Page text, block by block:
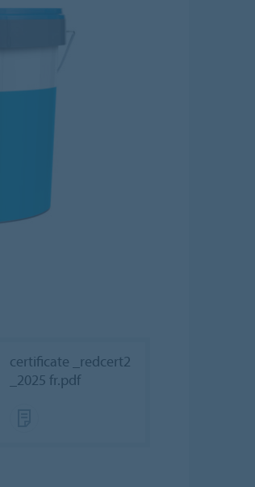
certificate _redcert2
_2025 fr.pdf